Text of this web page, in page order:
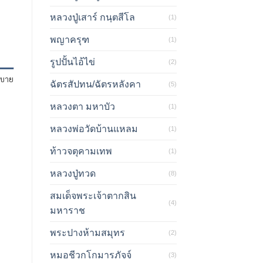
าย
หลวงปู่เสาร์ กนฺตสีโล (1)
พญาครุฑ (1)
รูปปั้นไอ้ไข่ (2)
ฉัตรสัปทน/ฉัตรหลังคา (5)
หลวงตา มหาบัว (1)
หลวงพ่อวัดบ้านแหลม (1)
ท้าวจตุคามเทพ (1)
หลวงปู่ทวด (8)
สมเด็จพระเจ้าตากสิน
มหาราช
(4)
พระปางห้ามสมุทร (2)
หมอชีวกโกมารภัจจ์ (3)